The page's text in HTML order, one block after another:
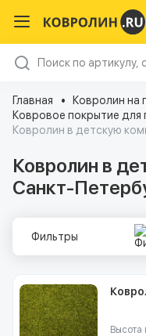
Главная
Ковролин на
Ковровое покрытие для
Ковролин в детскую
Ковролин в
Санкт-
Фильтры
Высота